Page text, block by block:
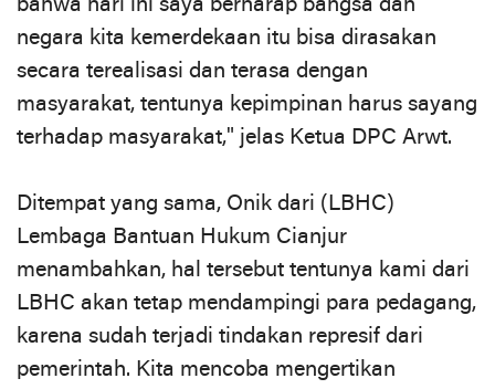
bahwa hari ini saya berharap bangsa dan
negara kita kemerdekaan itu bisa dirasakan
secara terealisasi dan terasa dengan
masyarakat, tentunya kepimpinan harus sayang
terhadap masyarakat," jelas Ketua DPC Arwt.
Ditempat yang sama, Onik dari (LBHC)
Lembaga Bantuan Hukum Cianjur
menambahkan, hal tersebut tentunya kami dari
LBHC akan tetap mendampingi para pedagang,
karena sudah terjadi tindakan represif dari
pemerintah. Kita mencoba mengertikan